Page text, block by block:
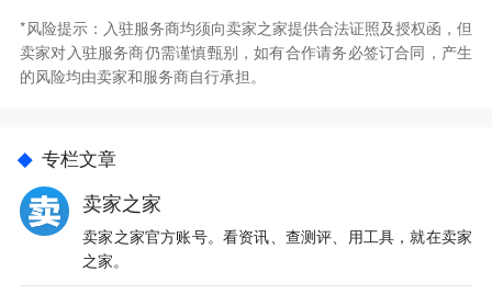
*风险提示：入驻服务商均须向卖家之家提供合法证照及授权函，但
卖家对入驻服务商仍需谨慎甄别，如有合作请务必签订合同，产生
的风险均由卖家和服务商自行承担。
专栏文章
卖家之家
卖家之家官方账号。看资讯、查测评、用工具，就在卖家
之家。